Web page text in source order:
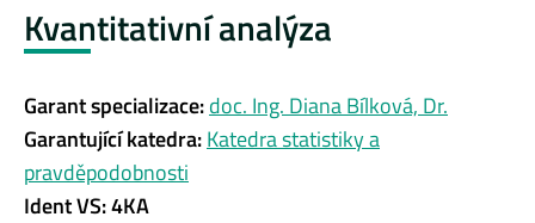
Kvantitativní analýza
Garant specializace:doc. Ing. Diana Bílková, Dr.
Garantující katedra:Katedra statistiky a
pravděpodobnosti
Ident VS: 4KA